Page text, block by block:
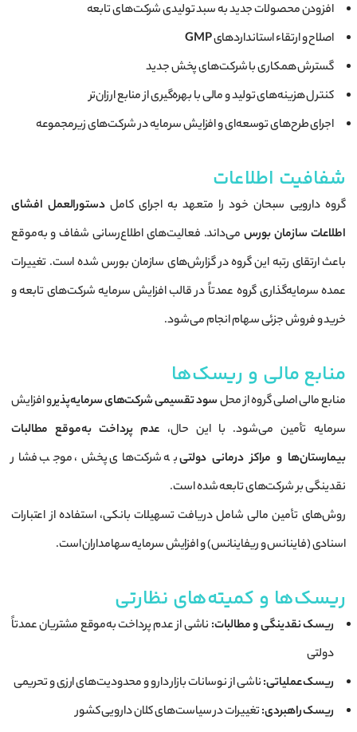
افزودن محصولات جدید به سبد تولیدی شرکت‌های تابعه
اصلاح و ارتقاء استانداردهایGMP
گسترش همکاری با شرکت‌های پخش جدید
کنترل هزینه‌های تولید و مالی با بهره‌گیری از منابع ارزان‌تر
اجرای طرح‌های توسعه‌ای و افزایش سرمایه در شرکت‌های زیرمجموعه
شفافیت اطلاعات
گروه دارویی سبحان خود را متعهد به اجرای کاملدستورالعمل افشای
اطلاعات سازمان بورس می‌داند. فعالیت‌های اطلاع‌رسانی شفاف و به‌موقع
باعث ارتقای رتبه این گروه در گزارش‌های سازمان بورس شده است. تغییرات
عمده سرمایه‌گذاری گروه عمدتاً در قالب افزایش سرمایه شرکت‌های تابعه و
خرید و فروش جزئی سهام انجام می‌شود.
منابع مالی و ریسک‌ها
منابع مالی اصلی گروه از محلسود تقسیمی شرکت‌های سرمایه‌پذیرو افزایش
سرمایه تأمین می‌شود. با این حال، عدم پرداخت به‌موقع مطالبات
بیمارستان‌ها و مراکز درمانی دولتیبه شرکت‌های پخش، موجب فشار
نقدینگی بر شرکت‌های تابعه شده است.
روش‌های تأمین مالی شامل دریافت تسهیلات بانکی، استفاده از اعتبارات
اسنادی (فاینانس و ریفاینانس) و افزایش سرمایه سهامداران است.
ریسک‌ها و کمیته‌های نظارتی
ریسک نقدینگی و مطالبات: ناشی از عدم پرداخت به‌موقع مشتریان عمدتاً
دولتی
ریسک عملیاتی:ناشی از نوسانات بازار دارو و محدودیت‌های ارزی و تحریمی
ریسک راهبردی:تغییرات در سیاست‌های کلان دارویی کشور